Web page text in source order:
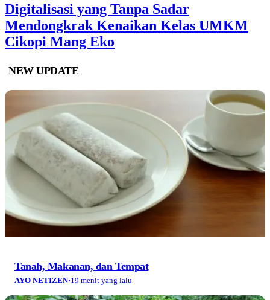
Digitalisasi yang Tanpa Sadar
Mendongkrak Kenaikan Kelas UMKM
Cikopi Mang Eko
NEW UPDATE
Tanah, Makanan, dan Tempat
AYO NETIZEN·19 menit yang lalu